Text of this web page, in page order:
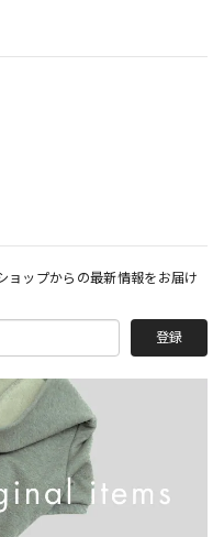
ョップからの最新情報をお届け
登録